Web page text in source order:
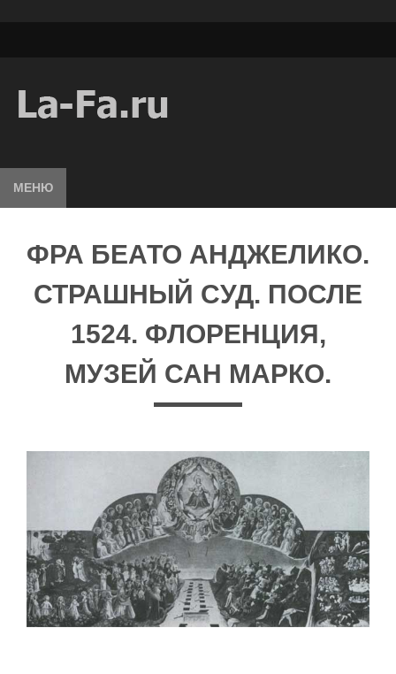
МЕНЮ
ФРА БЕАТО АНДЖЕЛИКО.
СТРАШНЫЙ СУД. ПОСЛЕ
1524. ФЛОРЕНЦИЯ,
МУЗЕЙ САН МАРКО.